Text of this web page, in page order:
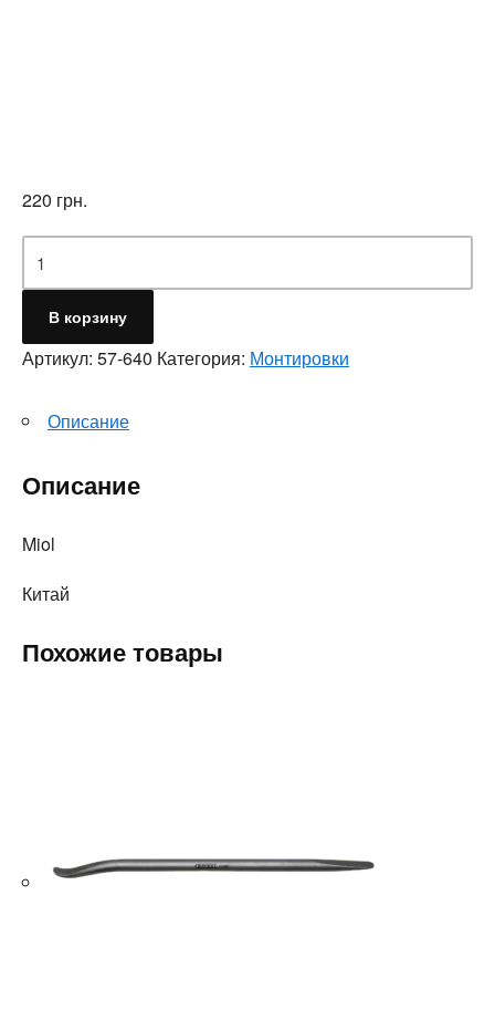
220 грн.
В корзину
Артикул: 57-640 Категория: Монтировки
Описание
Описание
Miol
Китай
Похожие товары